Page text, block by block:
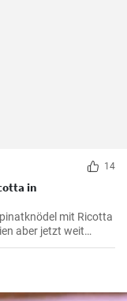
14
in
mit Ricotta
aber jetzt weit
Klöße mit
auf deutsch.